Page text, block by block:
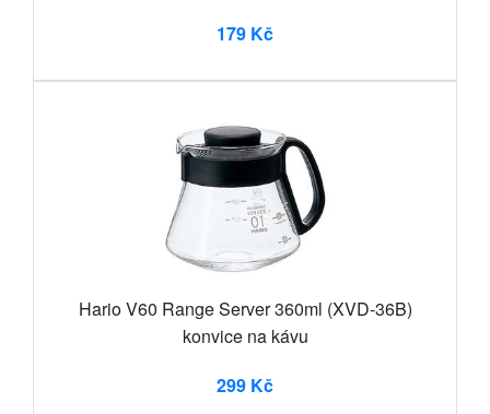
179 Kč
Hario V60 Range Server 360ml (XVD-36B)
konvice na kávu
299 Kč